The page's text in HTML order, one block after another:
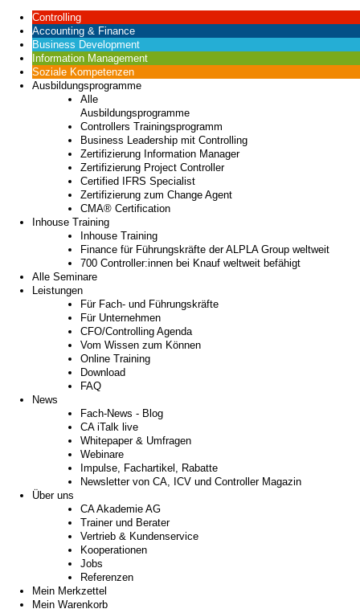
Controlling
Accounting & Finance
Business Development
Information Management
Soziale Kompetenzen
Ausbildungsprogramme
Alle
Ausbildungsprogramme
Controllers Trainingsprogramm
Business Leadership mit Controlling
Zertifizierung Information Manager
Zertifizierung Project Controller
Certified IFRS Specialist
Zertifizierung zum Change Agent
CMA® Certification
Inhouse Training
Inhouse Training
Finance für Führungskräfte der ALPLA Group weltweit
700 Controller:innen bei Knauf weltweit befähigt
Alle Seminare
Leistungen
Für Fach- und Führungskräfte
Für Unternehmen
CFO/Controlling Agenda
Vom Wissen zum Können
Online Training
Download
FAQ
News
Fach-News - Blog
CA iTalk live
Whitepaper & Umfragen
Webinare
Impulse, Fachartikel, Rabatte
Newsletter von CA, ICV und Controller Magazin
Über uns
CA Akademie AG
Trainer und Berater
Vertrieb & Kundenservice
Kooperationen
Jobs
Referenzen
Mein Merkzettel
Mein Warenkorb